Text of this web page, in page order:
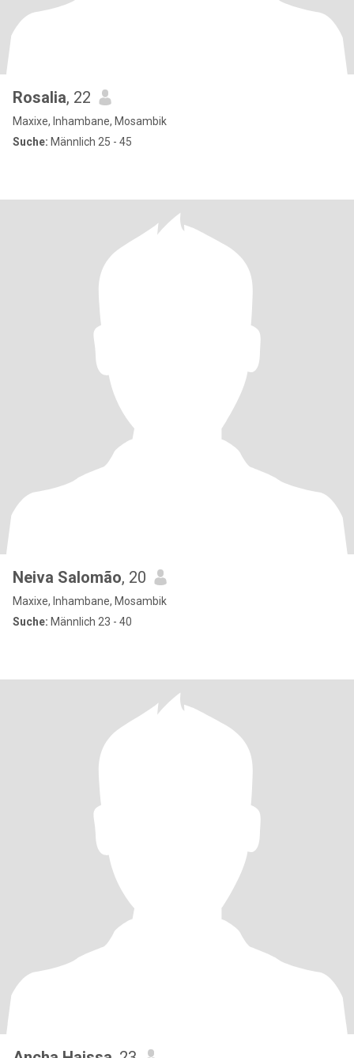
Rosalia, 22
Maxixe, Inhambane, Mosambik
Suche: Männlich 25 - 45
Neiva Salomão, 20
Maxixe, Inhambane, Mosambik
Suche: Männlich 23 - 40